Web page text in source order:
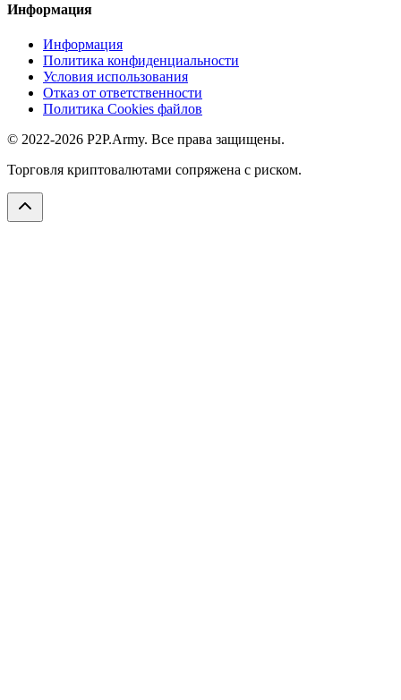
Информация
Информация
Политика конфиденциальности
Условия использования
Отказ от ответственности
Политика Cookies файлов
© 2022-2026 P2P.Army. Все права защищены.
Торговля криптовалютами сопряжена с риском.